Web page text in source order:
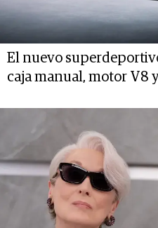
El nuevo
caja manual, motor V8